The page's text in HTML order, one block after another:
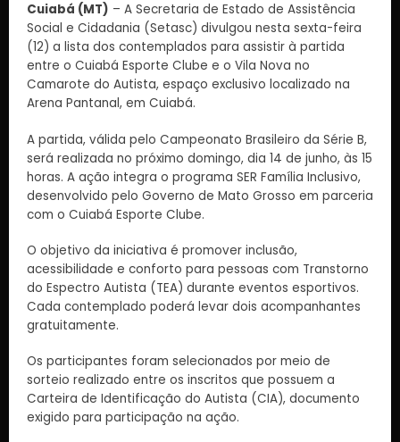
Cuiabá (MT) – A Secretaria de Estado de Assistência
Social e Cidadania (Setasc) divulgou nesta sexta-feira
(12) a lista dos contemplados para assistir à partida
entre o Cuiabá Esporte Clube e o Vila Nova no
Camarote do Autista, espaço exclusivo localizado na
Arena Pantanal, em Cuiabá.
A partida, válida pelo Campeonato Brasileiro da Série B,
será realizada no próximo domingo, dia 14 de junho, às 15
horas. A ação integra o programa SER Família Inclusivo,
desenvolvido pelo Governo de Mato Grosso em parceria
com o Cuiabá Esporte Clube.
O objetivo da iniciativa é promover inclusão,
acessibilidade e conforto para pessoas com Transtorno
do Espectro Autista (TEA) durante eventos esportivos.
Cada contemplado poderá levar dois acompanhantes
gratuitamente.
Os participantes foram selecionados por meio de
sorteio realizado entre os inscritos que possuem a
Carteira de Identificação do Autista (CIA), documento
exigido para participação na ação.